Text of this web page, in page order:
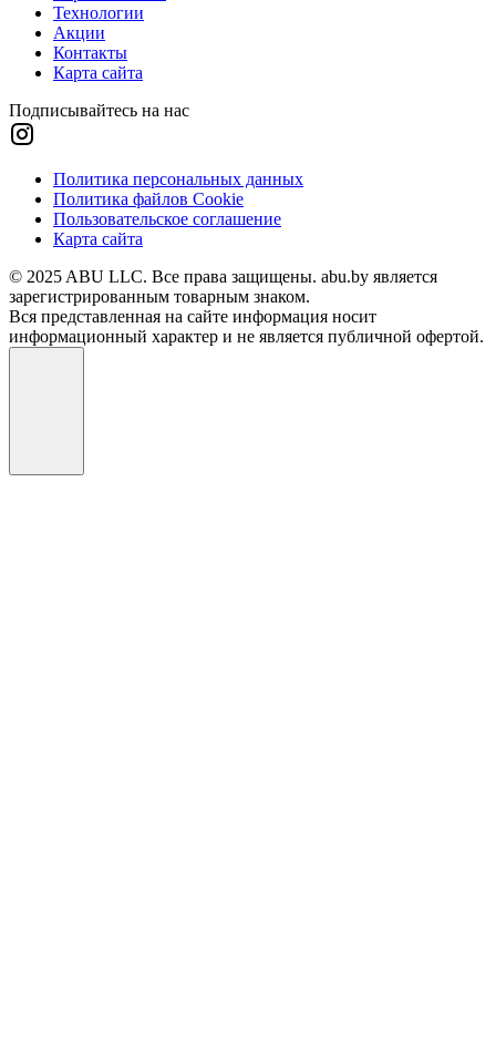
Технологии
Акции
Контакты
Карта сайта
Подписывайтесь на нас
Политика персональных данных
Политика файлов Cookie
Пользовательское соглашение
Карта сайта
© 2025 ABU LLC. Все права защищены. abu.by является
зарегистрированным товарным знаком.
Вся представленная на сайте информация носит
информационный характер и не является публичной офертой.